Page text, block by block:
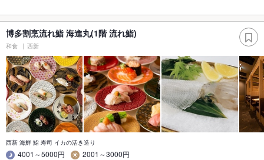
博多割烹流れ鮨 海進丸(1階 流れ鮨)
和食 西新
西新 海鮮 鮨 寿司 イカの活き造り
4001～5000円
2001～3000円